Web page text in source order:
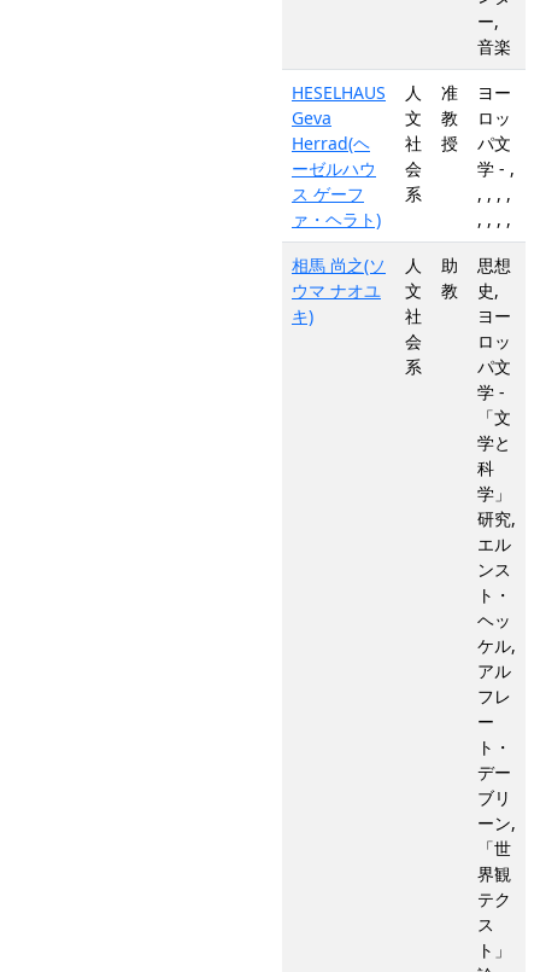
ー,
音楽
HESELHAUS
Geva
Herrad(ヘ
ーゼルハウ
ス ゲーフ
ァ・ヘラト)
人
文
社
会
系
准
教
授
ヨー
ロッ
パ文
学 - ,
, , , ,
, , , ,
相馬 尚之(ソ
ウマ ナオユ
キ)
人
文
社
会
系
助
教
思想
史,
ヨー
ロッ
パ文
学 -
「文
学と
科
学」
研究,
エル
ンス
ト・
ヘッ
ケル,
アル
フレ
ー
ト・
デー
ブリ
ーン,
「世
界観
テク
ス
ト」